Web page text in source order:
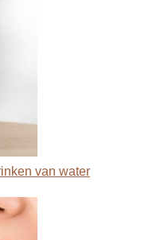
van water